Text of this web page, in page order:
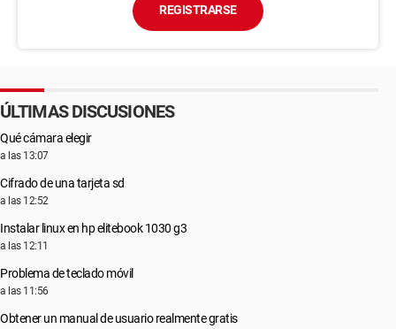
REGISTRARSE
ÚLTIMAS DISCUSIONES
Qué cámara elegir
a las 13:07
Cifrado de una tarjeta sd
a las 12:52
Instalar linux en hp elitebook 1030 g3
a las 12:11
Problema de teclado móvil
a las 11:56
Obtener un manual de usuario realmente gratis